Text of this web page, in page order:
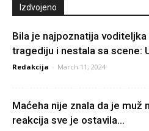
Izdvojeno
Bila je najpoznatija
tragediju i nestala sa scene:
Redakcija - March 11, 2024
Maćeha nije znala da je muž
reakcija sve je ostavila...